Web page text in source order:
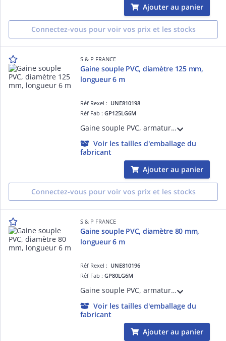
Ajouter au panier
Connectez-vous pour voir vos prix et les stocks
S & P FRANCE
Gaine souple PVC, diamètre 125 mm,
longueur 6 m
Réf Rexel : UNE810198
Réf Fab :GP125LG6M
Gaine souple PVC, armature hélicoïdale en fil d'acier, diamètre 125 mm, longueur 6 m
Voir les tailles d'emballage du
fabricant
Ajouter au panier
Connectez-vous pour voir vos prix et les stocks
S & P FRANCE
Gaine souple PVC, diamètre 80 mm,
longueur 6 m
Réf Rexel : UNE810196
Réf Fab :GP80LG6M
Gaine souple PVC, armature hélicoïdale en fil d'acier, diamètre 80 mm, longueur 6 m
Voir les tailles d'emballage du
fabricant
Ajouter au panier